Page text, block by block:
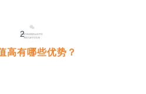
2
高有哪些优势？